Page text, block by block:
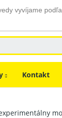
vyvíjame
Kontakt